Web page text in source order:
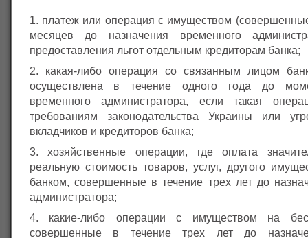
платеж или операция с имуществом
месяцев до назначения временного
предоставления льгот отдельным кредиторам банка;
какая-либо операция со связанным лицом
осуществлена в течение одного года до
временного администратора, если такая
требованиям законодательства Украины или
вкладчиков и кредиторов банка;
хозяйственные операции, где оплата
реальную стоимость товаров, услуг, другого
банком, совершенные в течение трех лет до
администратора;
какие-либо операции с имуществом на
совершенные в течение трех лет до